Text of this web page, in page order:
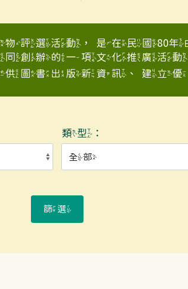
評選活動，是在民國80
創辦的一項文化推廣活
圖書出版新資訊、建立優
類型：
篩選